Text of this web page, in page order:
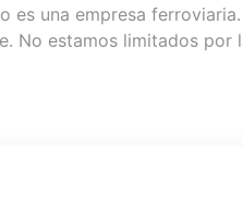
es una empresa
No estamos limitados por